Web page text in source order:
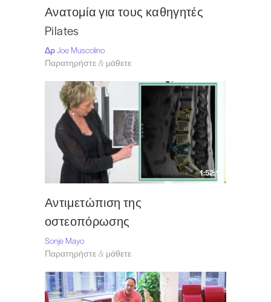
Ανατομία για τους καθηγητές
Pilates
Δρ Joe Muscolino
Παρατηρήστε & μάθετε
1:52:11
Αντιμετώπιση της
οστεοπόρωσης
Sonje Mayo
Παρατηρήστε & μάθετε